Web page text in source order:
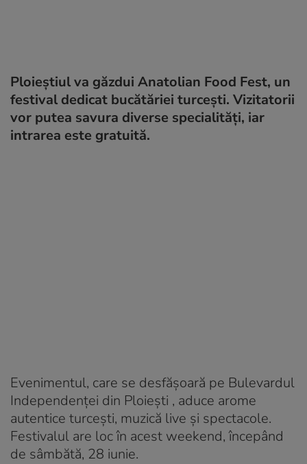
Ploieștiul va găzdui Anatolian Food Fest, un
festival dedicat bucătăriei turcești. Vizitatorii
vor putea savura diverse specialități, iar
intrarea este gratuită.
Evenimentul, care se desfășoară pe Bulevardul
Independenței din Ploiești , aduce arome
autentice turcești, muzică live și spectacole.
Festivalul are loc în acest weekend, începând
de sâmbătă, 28 iunie.